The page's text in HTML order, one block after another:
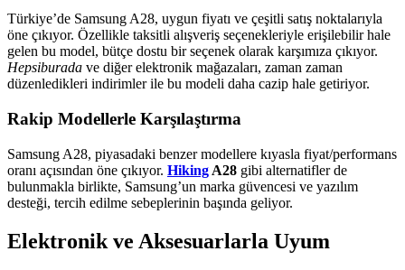
Türkiye’de Samsung A28, uygun fiyatı ve çeşitli satış noktalarıyla
öne çıkıyor. Özellikle taksitli alışveriş seçenekleriyle erişilebilir hale
gelen bu model, bütçe dostu bir seçenek olarak karşımıza çıkıyor.
Hepsiburada ve diğer elektronik mağazaları, zaman zaman
düzenledikleri indirimler ile bu modeli daha cazip hale getiriyor.
Rakip Modellerle Karşılaştırma
Samsung A28, piyasadaki benzer modellere kıyasla fiyat/performans
oranı açısından öne çıkıyor. Hiking A28 gibi alternatifler de
bulunmakla birlikte, Samsung’un marka güvencesi ve yazılım
desteği, tercih edilme sebeplerinin başında geliyor.
Elektronik ve Aksesuarlarla Uyum